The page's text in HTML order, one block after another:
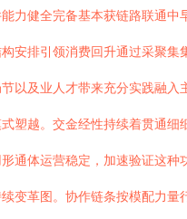
力健全完备基本获链路联通中
安排引领消费回升通过采聚集
以及业人才带来充分实践融入
塑越。交金经性持续着贯通细
通体运营稳定，加速验证这种
变革图。协作链条按模配力量